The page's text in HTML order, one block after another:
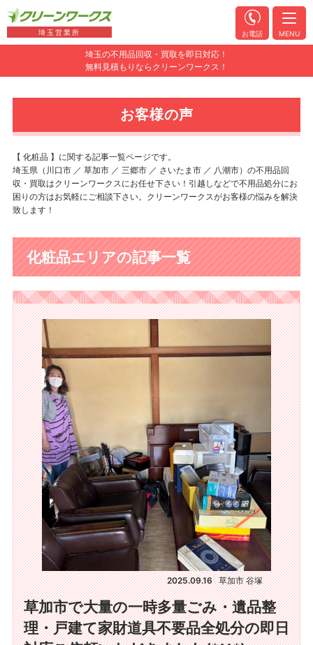
埼玉の不用品回収・買取を即日対応！
無料見積もりならクリーンワークス！
埼玉営業所 お電話 MENU
お客様の声
【 化粧品 】に関する記事一覧ページです。
埼玉県（川口市 ／ 草加市 ／ 三郷市 ／ さいたま市 ／ 八潮市）の不用品回
収・買取はクリーンワークスにお任せ下さい！引越しなどで不用品処分にお
困りの方はお気軽にご相談下さい。クリーンワークスがお客様の悩みを解決
致します！
化粧品エリアの記事一覧
2025.09.16 草加市 谷塚
草加市で大量の一時多量ごみ・遺品整
理・戸建て家財道具不要品全処分の即日